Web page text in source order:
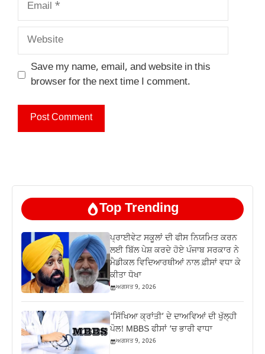
Website
Save my name, email, and website in this
browser for the next time I comment.
Top Trending
ਪ੍ਰਾਈਵੇਟ ਸਕੂਲਾਂ ਦੀ ਫੀਸ ਨਿਯਮਿਤ ਕਰਨ
ਲਈ ਬਿੱਲ ਪੇਸ਼ ਕਰਦੇ ਹੋਏ ਪੰਜਾਬ ਸਰਕਾਰ ਨੇ
ਮੈਡੀਕਲ ਵਿਦਿਆਰਥੀਆਂ ਨਾਲ ਫ਼ੀਸਾਂ ਵਧਾ ਕੇ
ਕੀਤਾ ਧੋਖਾ
ਅਗਸਤ 9, 2026
‘ਸਿੱਖਿਆ ਕ੍ਰਾਂਤੀ’ ਦੇ ਦਾਅਵਿਆਂ ਦੀ ਖੁੱਲ੍ਹੀ
ਪੋਲ! MBBS ਫੀਸਾਂ ‘ਚ ਭਾਰੀ ਵਾਧਾ
ਅਗਸਤ 9, 2026